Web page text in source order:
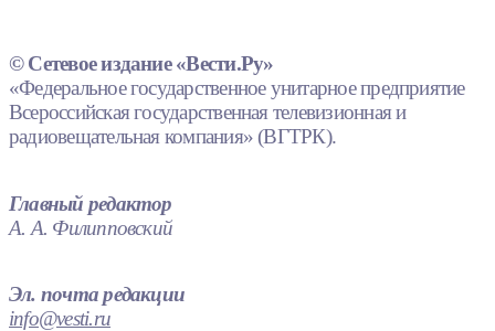
© Сетевое издание «Вести.Ру»
«Федеральное государственное унитарное предприятие
Всероссийская государственная телевизионная и
радиовещательная компания» (ВГТРК).
Главный редактор
А. А. Филипповский
Эл. почта редакции
info@vesti.ru